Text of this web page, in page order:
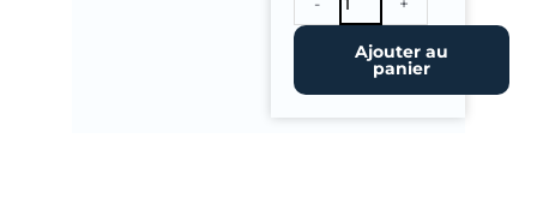
-
1.52mm
–
Largeur
6.10m.
+
Ajouter au
panier